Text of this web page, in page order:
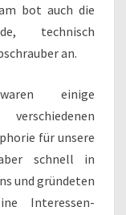
bot auch die
technisch
an.
einige
für unsere
schnell in
und gründeten
Interessen-